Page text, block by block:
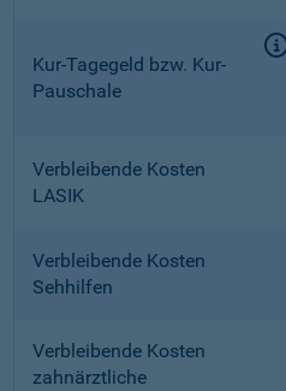
Kur-Tagegeld bzw. Kur-
Pauschale
Verbleibende Kosten
LASIK
Verbleibende Kosten
Sehhilfen
Verbleibende Kosten
zahnärztliche